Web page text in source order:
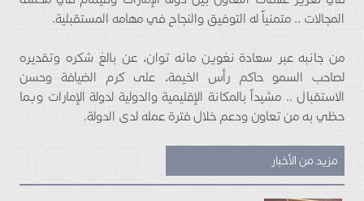
المجالات .. متمنياً له التوفيق والنجاح في مهامه المستقبلية.
من جانبه عبر سعادة نغوين مانه توان، عن بالغ شكره وتقديره
لصاحب السمو حاكم رأس الخيمة، على كرم الضيافة وحسن
الاستقبال .. مشيداً بالمكانة الإقليمية والدولية لدولة الإمارات وبما
حظي به من تعاون ودعم خلال فترة عمله لدى الدولة.
مزيد من الأخبار